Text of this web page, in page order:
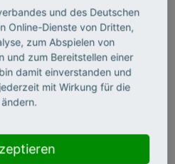
gewonnnen. Sie erhielt 40.299
Stimmen.
offizielle Preisübergabe
das Projekt
Universität Braunschweig
(7.442 Stimmen). Aus den
und des Deutschen
Online-Dienste von Dritten,
zum Abspielen von
und zum Bereitstellen einer
damit einverstanden und
mit Wirkung für die